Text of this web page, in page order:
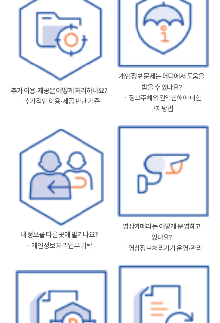
추가 이용·제공은 어떻게 처리하나요?
ㆍ추가적인 이용·제공 판단 기준
개인정보 문제는 어디에서 도움을
받을 수 있나요?
ㆍ정보주체의 권익침해에 대한
구제방법
내 정보를 다른 곳에 맡기나요?
ㆍ개인정보 처리업무 위탁
영상카메라는 어떻게 운영하고
있나요?
ㆍ영상정보처리기기 운영·관리